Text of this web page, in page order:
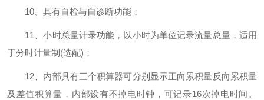
10、具有自检与自诊断功能；
11、小时总量计录功能，以小时为单位记录流量总量，适用
于分时计量制(选配)；
12、内部具有三个积算器可分别显示正向累积量反向累积量
及差值积算量，内部设有不掉电时钟，可记录16次掉电时间。